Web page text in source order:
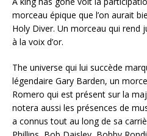
morceau épique que l’on aurait
Holy Diver. Un morceau qui rend
à la voix d’or.
The universe qui lui succède
légendaire Gary Barden, un
Romero qui est présent sur la
notera aussi les présences de
a connus tout au long de sa